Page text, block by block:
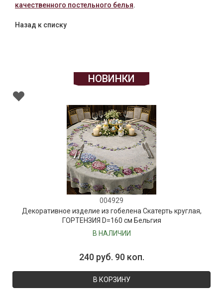
качественного постельного белья.
Назад к списку
НОВИНКИ
004929
Декоративное изделие из гобелена Скатерть круглая,
ГОРТЕНЗИЯ D=160 см Бельгия
В НАЛИЧИИ
240 руб. 90 коп.
В КОРЗИНУ